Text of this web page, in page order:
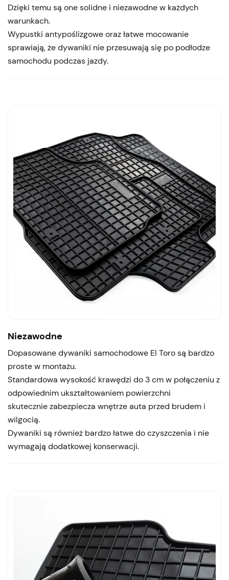
Dzięki temu są one solidne i niezawodne w każdych
warunkach.
Wypustki antypoślizgowe oraz łatwe mocowanie
sprawiają, że dywaniki nie przesuwają się po podłodze
samochodu podczas jazdy.
Niezawodne
Dopasowane dywaniki samochodowe El Toro są bardzo
proste w montażu.
Standardowa wysokość krawędzi do 3 cm w połączeniu z
odpowiednim ukształtowaniem powierzchni
skutecznie zabezpiecza wnętrze auta przed brudem i
wilgocią.
Dywaniki są również bardzo łatwe do czyszczenia i nie
wymagają dodatkowej konserwacji.